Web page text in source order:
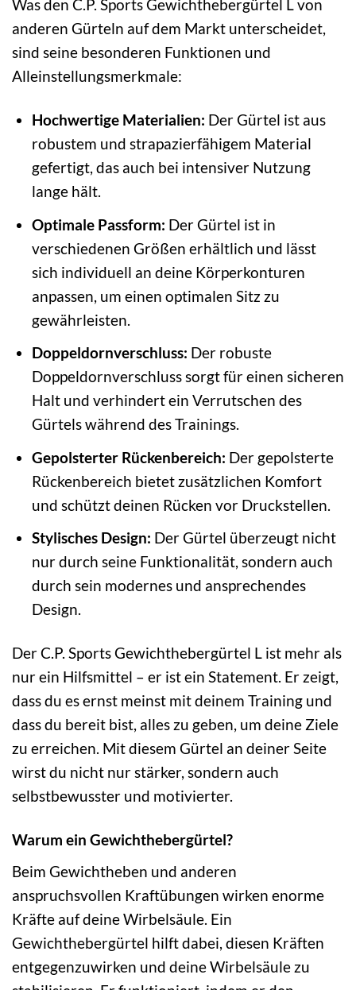
Was den C.P. Sports Gewichthebergürtel L von
anderen Gürteln auf dem Markt unterscheidet,
sind seine besonderen Funktionen und
Alleinstellungsmerkmale:
Hochwertige Materialien: Der Gürtel ist aus
robustem und strapazierfähigem Material
gefertigt, das auch bei intensiver Nutzung
lange hält.
Optimale Passform: Der Gürtel ist in
verschiedenen Größen erhältlich und lässt
sich individuell an deine Körperkonturen
anpassen, um einen optimalen Sitz zu
gewährleisten.
Doppeldornverschluss: Der robuste
Doppeldornverschluss sorgt für einen sicheren
Halt und verhindert ein Verrutschen des
Gürtels während des Trainings.
Gepolsterter Rückenbereich: Der gepolsterte
Rückenbereich bietet zusätzlichen Komfort
und schützt deinen Rücken vor Druckstellen.
Stylisches Design: Der Gürtel überzeugt nicht
nur durch seine Funktionalität, sondern auch
durch sein modernes und ansprechendes
Design.
Der C.P. Sports Gewichthebergürtel L ist mehr als
nur ein Hilfsmittel – er ist ein Statement. Er zeigt,
dass du es ernst meinst mit deinem Training und
dass du bereit bist, alles zu geben, um deine Ziele
zu erreichen. Mit diesem Gürtel an deiner Seite
wirst du nicht nur stärker, sondern auch
selbstbewusster und motivierter.
Warum ein Gewichthebergürtel?
Beim Gewichtheben und anderen
anspruchsvollen Kraftübungen wirken enorme
Kräfte auf deine Wirbelsäule. Ein
Gewichthebergürtel hilft dabei, diesen Kräften
entgegenzuwirken und deine Wirbelsäule zu